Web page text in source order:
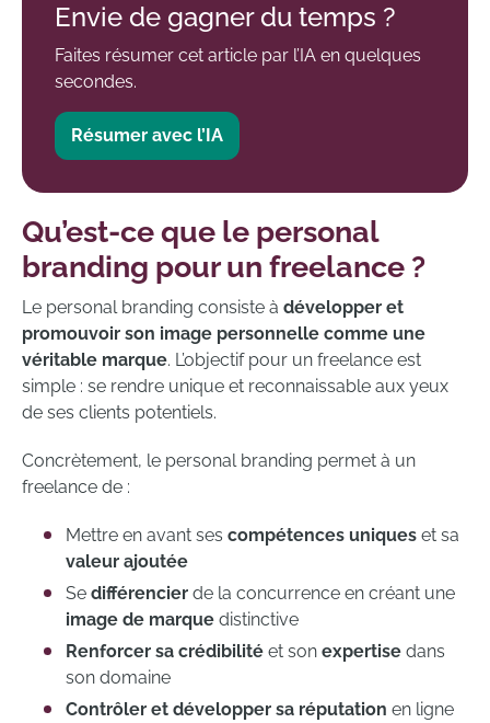
Envie de gagner du temps ?
Faites résumer cet article par l’IA en quelques
secondes.
Résumer avec l’IA
Qu’est-ce que le personal
branding pour un freelance ?
Le personal branding consiste à développer et
promouvoir son image personnelle comme une
véritable marque. L’objectif pour un freelance est
simple : se rendre unique et reconnaissable aux yeux
de ses clients potentiels.
Concrètement, le personal branding permet à un
freelance de :
Mettre en avant ses compétences uniques et sa
valeur ajoutée
Se différencier de la concurrence en créant une
image de marque distinctive
Renforcer sa crédibilité et son expertise dans
son domaine
Contrôler et développer sa réputation en ligne